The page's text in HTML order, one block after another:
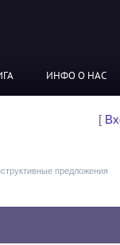
ИНФО О НАС
[
предложения